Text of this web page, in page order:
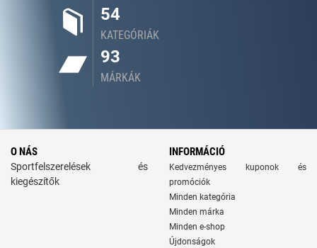
54
KATEGÓRIÁK
93
MÁRKÁK
O NÁS
Sportfelszerelések és
kiegészítők
INFORMÁCIÓ
Kedvezményes kuponok és
promóciók
Minden kategória
Minden márka
Minden e-shop
Újdonságok